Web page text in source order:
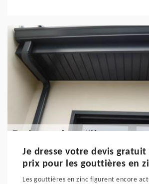
Je dresse votre devis
prix pour les gouttières en
Les gouttières en zinc figurent encore